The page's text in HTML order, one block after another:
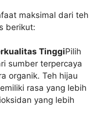
maksimal dari teh
berikut:
TinggiPilih
sumber terpercaya
organik. Teh hijau
rasa yang lebih
yang lebih